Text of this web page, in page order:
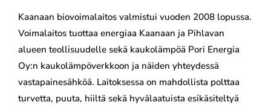
Kaanaan biovoimalaitos valmistui vuoden 2008 lopussa.
Voimalaitos tuottaa energiaa Kaanaan ja Pihlavan
alueen teollisuudelle sekä kaukolämpöä Pori Energia
Oy:n kaukolämpöverkkoon ja näiden yhteydessä
vastapainesähköä. Laitoksessa on mahdollista polttaa
turvetta, puuta, hiiltä sekä hyvälaatuista esikäsiteltyä